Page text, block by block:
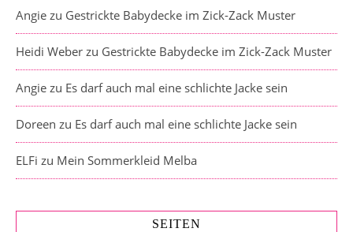
Angie zu Gestrickte Babydecke im Zick-Zack Muster
Heidi Weber zu Gestrickte Babydecke im Zick-Zack Muster
Angie zu Es darf auch mal eine schlichte Jacke sein
Doreen zu Es darf auch mal eine schlichte Jacke sein
ELFi zu Mein Sommerkleid Melba
SEITEN